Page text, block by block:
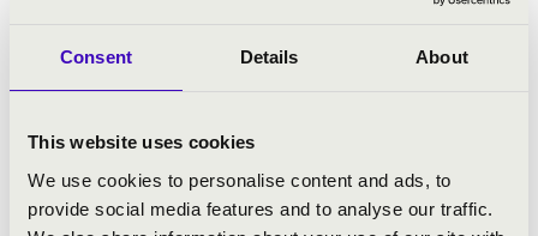
Consent Details About
This website uses cookies
We use cookies to personalise content and ads, to
provide social media features and to analyse our traffic.
zenészcsaládba született. Jelenleg a weimari
Hochschule für Musik Franz Liszt
professzor. Korábban Marianne Chen és
Monika Leskovar tanítványa volt;2017‑től 2021‑ig a
londoni Yehudi Menuhin School ösztöndíjasa, ahol